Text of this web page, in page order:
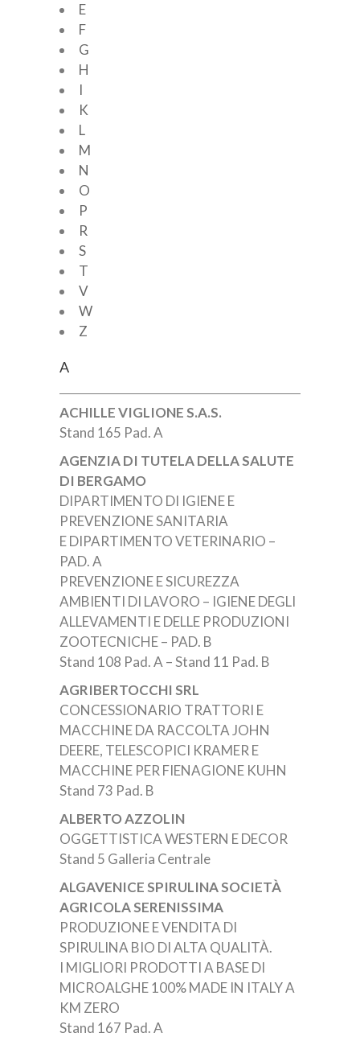
E
F
G
H
I
K
L
M
N
O
P
R
S
T
V
W
Z
A
ACHILLE VIGLIONE S.A.S.
Stand 165 Pad. A
AGENZIA DI TUTELA DELLA SALUTE
DI BERGAMO
DIPARTIMENTO DI IGIENE E
PREVENZIONE SANITARIA
E DIPARTIMENTO VETERINARIO –
PAD. A
PREVENZIONE E SICUREZZA
AMBIENTI DI LAVORO – IGIENE DEGLI
ALLEVAMENTI E DELLE PRODUZIONI
ZOOTECNICHE – PAD. B
Stand 108 Pad. A – Stand 11 Pad. B
AGRIBERTOCCHI SRL
CONCESSIONARIO TRATTORI E
MACCHINE DA RACCOLTA JOHN
DEERE, TELESCOPICI KRAMER E
MACCHINE PER FIENAGIONE KUHN
Stand 73 Pad. B
ALBERTO AZZOLIN
OGGETTISTICA WESTERN E DECOR
Stand 5 Galleria Centrale
ALGAVENICE SPIRULINA SOCIETÀ
AGRICOLA SERENISSIMA
PRODUZIONE E VENDITA DI
SPIRULINA BIO DI ALTA QUALITÀ.
I MIGLIORI PRODOTTI A BASE DI
MICROALGHE 100% MADE IN ITALY A
KM ZERO
Stand 167 Pad. A